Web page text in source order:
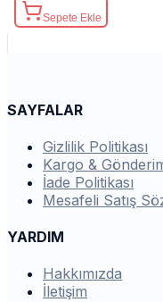
Sepete Ekle
SAYFALAR
Gizlilik Politikası
Kargo &
İade Politikası
Mesafeli Satış
YARDIM
Hakkımızda
İletişim